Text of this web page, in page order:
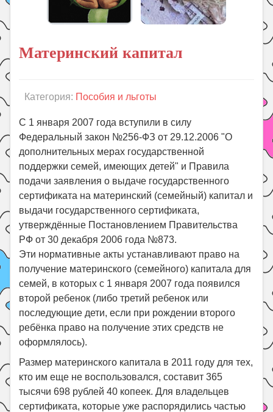
Материнский капитал
Категория: Пособия и льготы
С 1 января 2007 года вступили в силу
Федеральный закон №256-ФЗ от 29.12.2006 "О
дополнительных мерах государственной
поддержки семей, имеющих детей" и Правила
подачи заявления о выдаче государственного
сертификата на материнский (семейный) капитал и
выдачи государственного сертификата,
утверждённые Постановлением Правительства
РФ от 30 декабря 2006 года №873.
Эти нормативные акты устанавливают право на
получение материнского (семейного) капитала для
семей, в которых с 1 января 2007 года появился
второй ребенок (либо третий ребенок или
последующие дети, если при рождении второго
ребёнка право на получение этих средств не
оформлялось).
Размер материнского капитала в 2011 году для тех,
кто им еще не воспользовался, составит 365
тысячи 698 рублей 40 копеек. Для владельцев
сертификата, которые уже распорядились частью